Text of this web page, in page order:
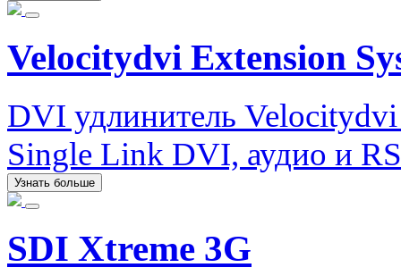
Velocitydvi Extension
DVI удлинитель Velocitydvi
Single Link DVI, аудио и
Узнать больше
SDI Xtreme 3G